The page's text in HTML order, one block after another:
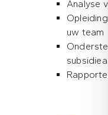
Analyse
uw team